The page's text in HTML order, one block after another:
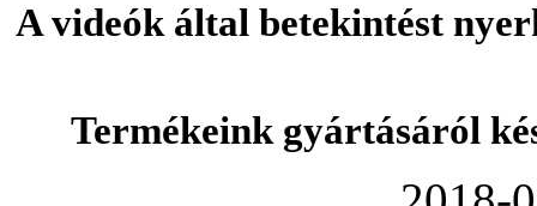
A videók által betekintést
Termékeink gyártásáról